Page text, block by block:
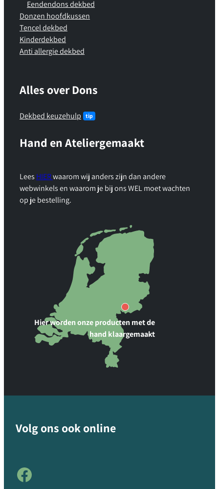
Eendendons dekbed
Donzen hoofdkussen
Tencel dekbed
Kinderdekbed
Anti allergie dekbed
Alles over Dons
Dekbed keuzehulp
Hand en Ateliergemaakt
Lees HIERwaarom wij anders zijn dan andere
webwinkels en waarom je bij ons WEL moet wachten
op je bestelling.
Hier worden onze producten met de
hand klaargemaakt
Volg ons ook online
Facebook